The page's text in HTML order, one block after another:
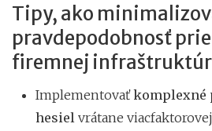
Tipy, ako
pravdepodobnosť
firemnej
Implementovaťkomplexné
hesiel vrátane